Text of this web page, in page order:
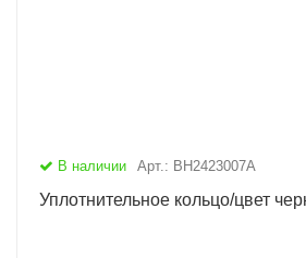
В наличии Арт.: BH2423007A
Уплотнительное кольцо/цвет